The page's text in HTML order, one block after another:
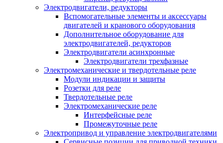
Электродвигатели, редукторы
Вспомогательные элементы и аксессуары
двигателей и кранового оборудования
Дополнительное оборудование для
электродвигателей, редукторов
Электродвигатели асинхронные
Электродвигатели трехфазные
Электромеханические и твердотельные реле
Модули индикации и защиты
Розетки для реле
Твердотельные реле
Электромеханические реле
Интерфейсные реле
Промежуточные реле
Электропривод и управление электродвигателями